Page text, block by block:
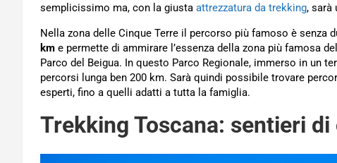
semplicissimo ma, con la giusta attrezzatura da trekking, sarà
Nella zona delle Cinque Terre il percorso più famoso è senza
km e permette di ammirare l’essenza della zona più famosa
Parco del Beigua. In questo Parco Regionale, immerso in un
percorsi lunga ben 200 km. Sarà quindi possibile trovare
esperti, fino a quelli adatti a tutta la famiglia.
Trekking Toscana: sentieri di